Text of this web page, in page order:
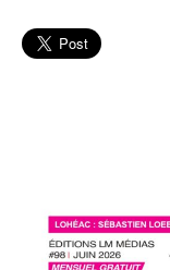
L'actu